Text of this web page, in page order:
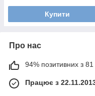
Купити
Про нас
94% позитивних з 81
Працює з